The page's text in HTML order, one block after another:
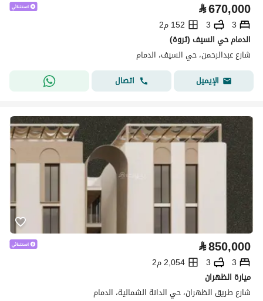
⃁670,000
3
3
152 م2
الدمام حي السيف (ثروة)
شارع عبدالرحمن، حي السيف، الدمام
الإيميل
اتصال
⃁850,000
3
3
2,054 م2
ميارة الظهران
شارع طريق الظهران، حي الدانة الشمالية، الدمام